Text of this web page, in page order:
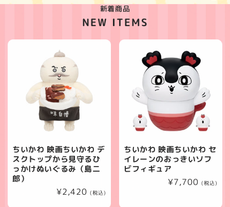
新着商品
NEW ITEMS
ちいかわ 映画ちいかわ デ
スクトップから見守るひ
っかけぬいぐるみ（島二
郎）
通
¥2,420 (税込)
ちいかわ 映画ちいかわ セ
イレーンのおっきいソフ
ビフィギュア
通
¥7,700 (税込)